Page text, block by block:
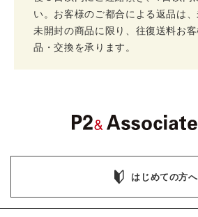
い。お客様のご都合による返品は、
未開封の商品に限り、往復送料お
品・交換を承ります。
はじめての方へ